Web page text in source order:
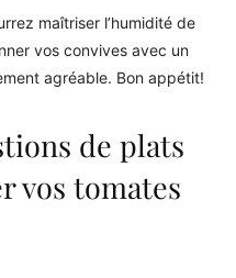
maîtriser l’humidité de
vos convives avec un
agréable. Bon appétit!
de plats
vos tomates